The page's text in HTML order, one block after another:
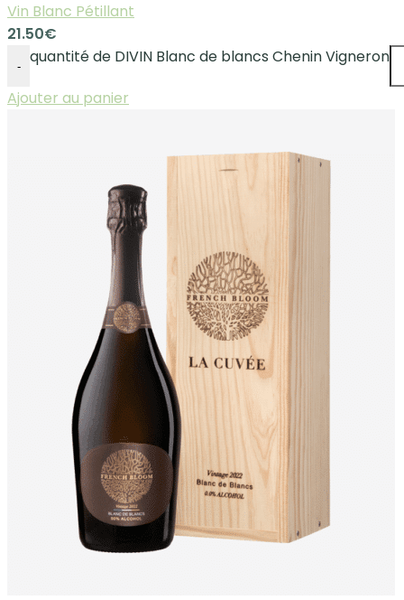
Vin Blanc Pétillant
21.50€
-
quantité de DIVIN Blanc de blancs Chenin Vigneron
Ajouter au panier